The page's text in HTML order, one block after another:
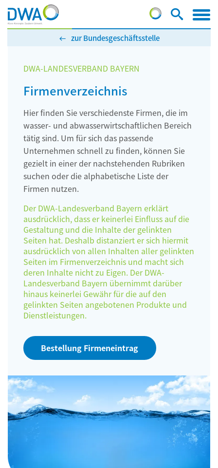
zur Bundesgeschäftsstelle
DWA-LANDESVERBAND BAYERN
Firmenverzeichnis
Hier finden Sie verschiedenste Firmen, die im
wasser- und abwasserwirtschaftlichen Bereich
tätig sind. Um für sich das passende
Unternehmen schnell zu finden, können Sie
gezielt in einer der nachstehenden Rubriken
suchen oder die alphabetische Liste der
Firmen nutzen.
Der DWA-Landesverband Bayern erklärt
ausdrücklich, dass er keinerlei Einfluss auf die
Gestaltung und die Inhalte der gelinkten
Seiten hat. Deshalb distanziert er sich hiermit
ausdrücklich von allen Inhalten aller gelinkten
Seiten im Firmenverzeichnis und macht sich
deren Inhalte nicht zu Eigen. Der DWA-
Landesverband Bayern übernimmt darüber
hinaus keinerlei Gewähr für die auf den
gelinkten Seiten angebotenen Produkte und
Dienstleistungen.
Bestellung Firmeneintrag